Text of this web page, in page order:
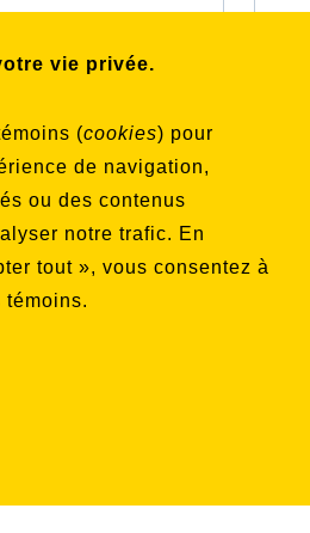
vie privée.
(cookies) pour
de navigation,
ou des contenus
notre trafic. En
tout », vous consentez à
inscrire